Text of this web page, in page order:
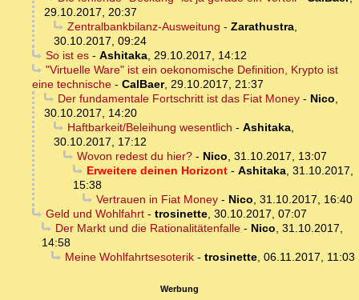
29.10.2017, 20:37
Zentralbankbilanz-Ausweitung - Zarathustra,
30.10.2017, 09:24
So ist es- Ashitaka, 29.10.2017, 14:12
"Virtuelle Ware" ist ein oekonomische Definition, Krypto ist
eine technische - CalBaer, 29.10.2017, 21:37
Der fundamentale Fortschritt ist das Fiat Money- Nico,
30.10.2017, 14:20
Haftbarkeit/Beleihung wesentlich - Ashitaka,
30.10.2017, 17:12
Wovon redest du hier?- Nico, 31.10.2017, 13:07
Erweitere deinen Horizont- Ashitaka, 31.10.2017,
15:38
Vertrauen in Fiat Money- Nico, 31.10.2017, 16:40
Geld und Wohlfahrt- trosinette, 30.10.2017, 07:07
Der Markt und die Rationalitätenfalle- Nico, 31.10.2017,
14:58
Meine Wohlfahrtsesoterik- trosinette, 06.11.2017, 11:03
Werbung